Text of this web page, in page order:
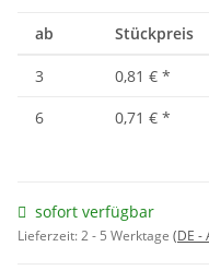
ab Stückpreis
3 0,81 € *
6
0,71 € *
sofort verfügbar
Lieferzeit:2 - 5 Werktage (DE -